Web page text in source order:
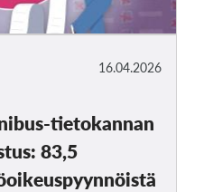
16.04.2026
tietokannan
83,5